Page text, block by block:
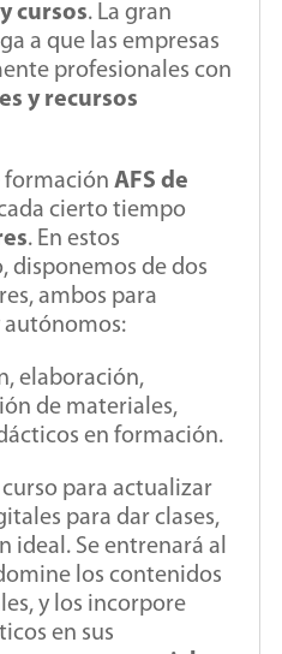
cursos. La gran
a que las empresas
profesionales con
y recursos
formación AFS de
cierto tiempo
. En estos
disponemos de dos
ambos para
autónomos:
elaboración,
de materiales,
en formación.
para actualizar
para dar clases,
ideal. Se entrenará al
los contenidos
y los incorpore
en sus